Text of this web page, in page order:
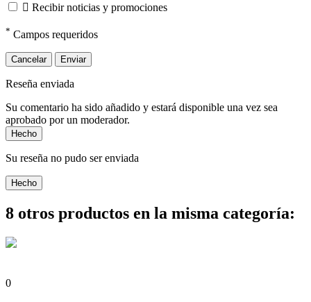
 Recibir noticias y promociones
* Campos requeridos
Cancelar Enviar
Reseña enviada
Su comentario ha sido añadido y estará disponible una vez sea
aprobado por un moderador.
Hecho
Su reseña no pudo ser enviada
Hecho
8 otros productos en la misma categoría:
0